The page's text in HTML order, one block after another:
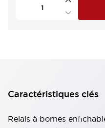
Caractéristiques clés
Relais à bornes